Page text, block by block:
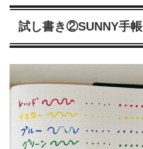
試し書き②SUNNY手帳